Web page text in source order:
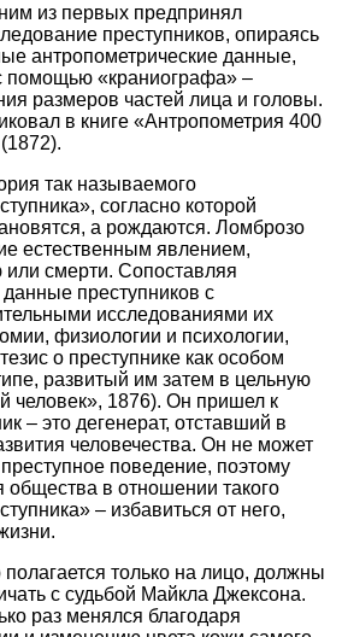
из первых предпринял
преступников, опираясь
антропометрические данные,
помощью «краниографа» –
размеров частей лица и головы.
в книге «Антропометрия 400
так называемого
согласно которой
а рождаются. Ломброзо
естественным явлением,
смерти. Сопоставляя
преступников с
исследованиями их
физиологии и психологии,
о преступнике как особом
развитый им затем в цельную
человек», 1876). Он пришел к
– это дегенерат, отставший в
человечества. Он не может
поведение, поэтому
общества в отношении такого
– избавиться от него,
только на лицо, должны
с судьбой Майкла Джексона.
раз менялся благодаря